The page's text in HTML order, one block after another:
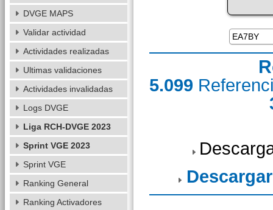
5.099
DVGE MAPS
Validar actividad
Actividades realizadas
Ultimas validaciones
Actividades invalidadas
Logs DVGE
Liga RCH-DVGE 2023
Sprint VGE 2023
Sprint VGE
Ranking General
Ranking Activadores